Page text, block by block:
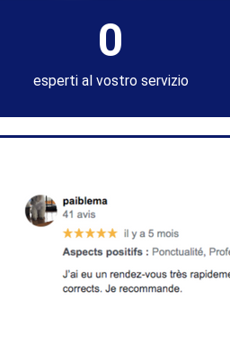
esperti al vostro servizio
0